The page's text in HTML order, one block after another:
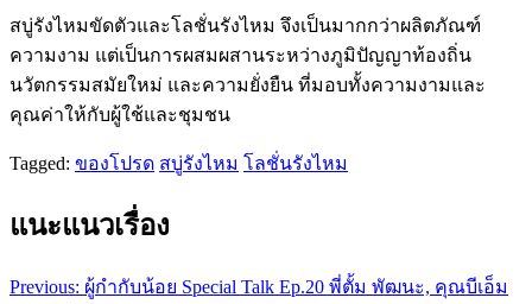
สบู่รังไหมขัดตัวและโลชั่นรังไหม จึงเป็นมากกว่าผลิตภัณฑ์
ความงาม แต่เป็นการผสมผสานระหว่างภูมิปัญญาท้องถิ่น
นวัตกรรมสมัยใหม่ และความยั่งยืน ที่มอบทั้งความงามและ
คุณค่าให้กับผู้ใช้และชุมชน
Tagged: ของโปรด สบู่รังไหม โลชั่นรังไหม
แนะแนวเรื่อง
Previous: ผู้กำกับน้อย Special Talk Ep.20 พี่ตั้ม พัฒนะ, คุณบีเอ็ม